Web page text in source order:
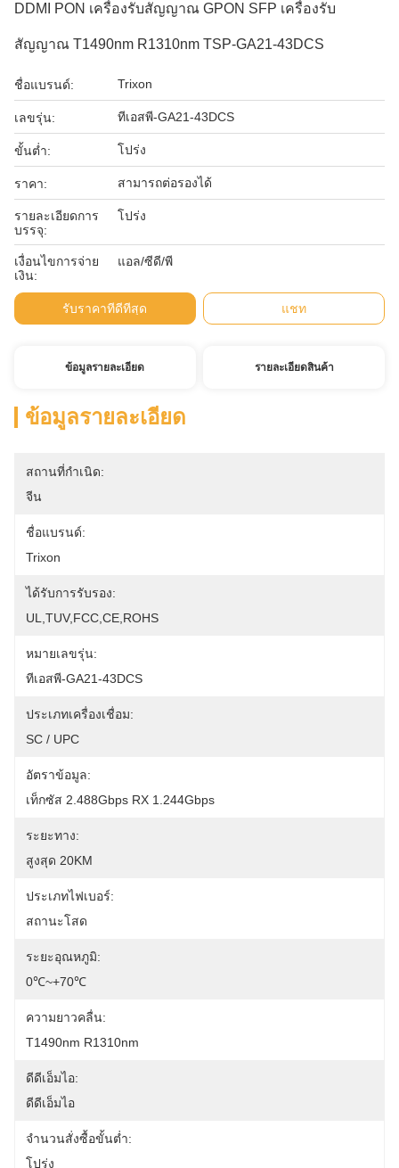
DDMI PON เครื่องรับสัญญาณ GPON SFP เครื่องรับ
สัญญาณ T1490nm R1310nm TSP-GA21-43DCS
ชื่อแบรนด์: Trixon
เลขรุ่น: ทีเอสพี-GA21-43DCS
ขั้นต่ำ: โปร่ง
ราคา: สามารถต่อรองได้
รายละเอียดการ
บรรจุ:
โปร่ง
เงื่อนไขการจ่าย
เงิน:
แอล/ซีดี/พี
รับราคาที่ดีที่สุด แชท
ข้อมูลรายละเอียด รายละเอียดสินค้า
ข้อมูลรายละเอียด
สถานที่กำเนิด:
จีน
ชื่อแบรนด์:
Trixon
ได้รับการรับรอง:
UL,TUV,FCC,CE,ROHS
หมายเลขรุ่น:
ทีเอสพี-GA21-43DCS
ประเภทเครื่องเชื่อม:
SC / UPC
อัตราข้อมูล:
เท็กซัส 2.488Gbps RX 1.244Gbps
ระยะทาง:
สูงสุด 20KM
ประเภทไฟเบอร์:
สถานะโสด
ระยะอุณหภูมิ:
0℃~+70℃
ความยาวคลื่น:
T1490nm R1310nm
ดีดีเอ็มไอ:
ดีดีเอ็มไอ
จำนวนสั่งซื้อขั้นต่ำ:
โปร่ง